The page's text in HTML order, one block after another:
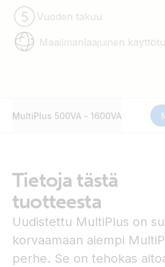
Vuoden takuu
Maailmanlaajuinen
MultiPlus 500VA - 1600VA
Tietoja tästä
tuotteesta
Uudistettu MultiPlus on
korvaamaan aiempi
perhe. Se on tehokas